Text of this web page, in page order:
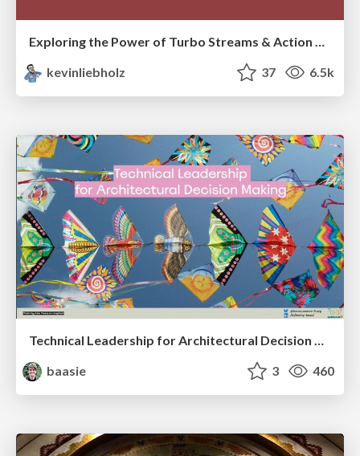
kevinliebholz
37 6.5k
Technical Leadership for Architectural Decision Making
baasie
3 460